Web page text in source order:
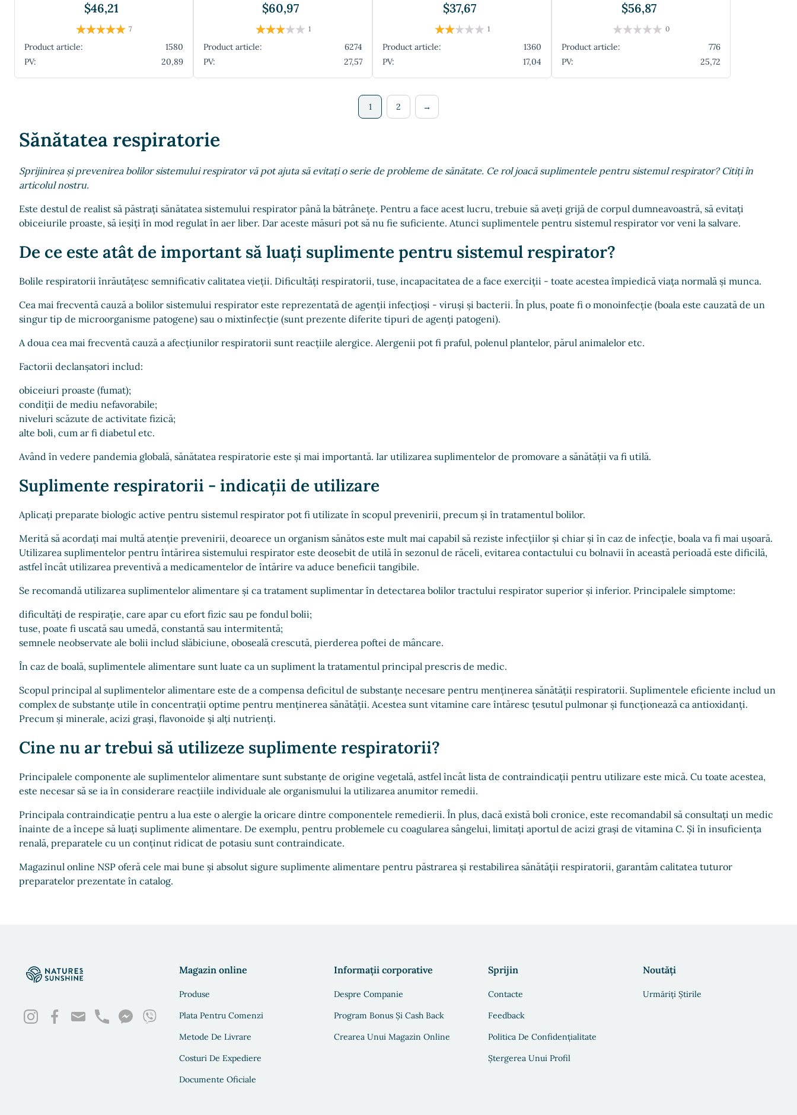
$46,21
7
Product article:
1580
PV:
20,89
$60,97
1
Product article:
6274
PV:
27,57
$37,67
1
Product article:
1360
PV:
17,04
$56,87
0
Product article:
776
PV:
25,72
1 2 →
Sănătatea respiratorie
Sprijinirea și prevenirea bolilor sistemului respirator vă pot ajuta să evitați o serie de probleme de sănătate. Ce rol joacă suplimentele pentru sistemul respirator? Citiți în
articolul nostru.
Este destul de realist să păstrați sănătatea sistemului respirator până la bătrânețe. Pentru a face acest lucru, trebuie să aveți grijă de corpul dumneavoastră, să evitați
obiceiurile proaste, să ieșiți în mod regulat în aer liber. Dar aceste măsuri pot să nu fie suficiente. Atunci suplimentele pentru sistemul respirator vor veni la salvare.
De ce este atât de important să luați suplimente pentru sistemul respirator?
Bolile respiratorii înrăutățesc semnificativ calitatea vieții. Dificultăți respiratorii, tuse, incapacitatea de a face exerciții - toate acestea împiedică viața normală și munca.
Cea mai frecventă cauză a bolilor sistemului respirator este reprezentată de agenții infecțioși - viruși și bacterii. În plus, poate fi o monoinfecție (boala este cauzată de un
singur tip de microorganisme patogene) sau o mixtinfecție (sunt prezente diferite tipuri de agenți patogeni).
A doua cea mai frecventă cauză a afecțiunilor respiratorii sunt reacțiile alergice. Alergenii pot fi praful, polenul plantelor, părul animalelor etc.
Factorii declanșatori includ:
obiceiuri proaste (fumat);
condiții de mediu nefavorabile;
niveluri scăzute de activitate fizică;
alte boli, cum ar fi diabetul etc.
Având în vedere pandemia globală, sănătatea respiratorie este și mai importantă. Iar utilizarea suplimentelor de promovare a sănătății va fi utilă.
Suplimente respiratorii - indicații de utilizare
Aplicați preparate biologic active pentru sistemul respirator pot fi utilizate în scopul prevenirii, precum și în tratamentul bolilor.
Merită să acordați mai multă atenție prevenirii, deoarece un organism sănătos este mult mai capabil să reziste infecțiilor și chiar și în caz de infecție, boala va fi mai ușoară.
Utilizarea suplimentelor pentru întărirea sistemului respirator este deosebit de utilă în sezonul de răceli, evitarea contactului cu bolnavii în această perioadă este dificilă,
astfel încât utilizarea preventivă a medicamentelor de întărire va aduce beneficii tangibile.
Se recomandă utilizarea suplimentelor alimentare și ca tratament suplimentar în detectarea bolilor tractului respirator superior și inferior. Principalele simptome:
dificultăți de respirație, care apar cu efort fizic sau pe fondul bolii;
tuse, poate fi uscată sau umedă, constantă sau intermitentă;
semnele neobservate ale bolii includ slăbiciune, oboseală crescută, pierderea poftei de mâncare.
În caz de boală, suplimentele alimentare sunt luate ca un supliment la tratamentul principal prescris de medic.
Scopul principal al suplimentelor alimentare este de a compensa deficitul de substanțe necesare pentru menținerea sănătății respiratorii. Suplimentele eficiente includ un
complex de substanțe utile în concentrații optime pentru menținerea sănătății. Acestea sunt vitamine care întăresc țesutul pulmonar și funcționează ca antioxidanți.
Precum și minerale, acizi grași, flavonoide și alți nutrienți.
Cine nu ar trebui să utilizeze suplimente respiratorii?
Principalele componente ale suplimentelor alimentare sunt substanțe de origine vegetală, astfel încât lista de contraindicații pentru utilizare este mică. Cu toate acestea,
este necesar să se ia în considerare reacțiile individuale ale organismului la utilizarea anumitor remedii.
Principala contraindicație pentru a lua este o alergie la oricare dintre componentele remedierii. În plus, dacă există boli cronice, este recomandabil să consultați un medic
înainte de a începe să luați suplimente alimentare. De exemplu, pentru problemele cu coagularea sângelui, limitați aportul de acizi grași de vitamina C. Și în insuficiența
renală, preparatele cu un conținut ridicat de potasiu sunt contraindicate.
Magazinul online NSP oferă cele mai bune și absolut sigure suplimente alimentare pentru păstrarea și restabilirea sănătății respiratorii, garantăm calitatea tuturor
preparatelor prezentate în catalog.
Magazin online
Produse
Plata Pentru Comenzi
Metode De Livrare
Costuri De Expediere
Documente Oficiale
Informații corporative
Despre Companie
Program Bonus Și Cash Back
Crearea Unui Magazin Online
Sprijin
Contacte
Feedback
Politica De Confidențialitate
Ștergerea Unui Profil
Noutăți
Urmăriți Știrile